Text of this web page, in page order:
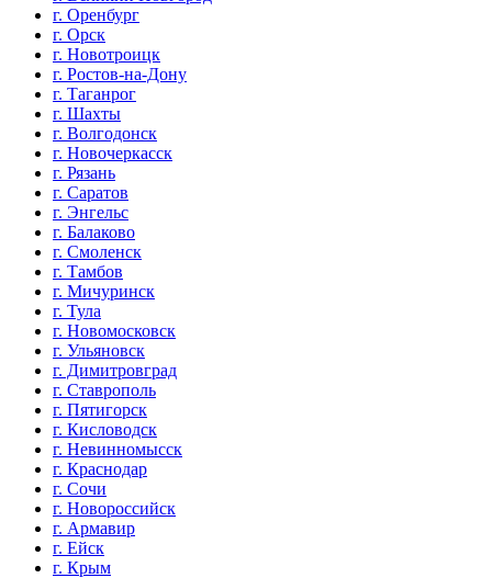
г. Оренбург
г. Орск
г. Новотроицк
г. Ростов-на-Дону
г. Таганрог
г. Шахты
г. Волгодонск
г. Новочеркасск
г. Рязань
г. Саратов
г. Энгельс
г. Балаково
г. Смоленск
г. Тамбов
г. Мичуринск
г. Тула
г. Новомосковск
г. Ульяновск
г. Димитровград
г. Ставрополь
г. Пятигорск
г. Кисловодск
г. Невинномысск
г. Краснодар
г. Сочи
г. Новороссийск
г. Армавир
г. Ейск
г. Крым